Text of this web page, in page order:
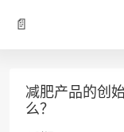
📄
减肥产品的创
么？